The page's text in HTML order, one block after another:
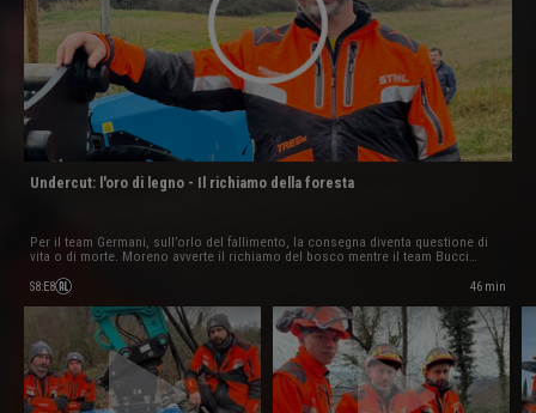
Undercut: l'oro di legno - Il richiamo della foresta
Per il team Germani, sull’orlo del fallimento, la consegna diventa questione di
vita o di morte. Moreno avverte il richiamo del bosco mentre il team Bucci
S8:E8 46 min